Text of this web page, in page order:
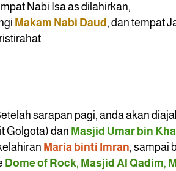
Nabi Isa as dilahirkan,
Makam Nabi Daud , dan tempat
sarapan pagi, anda akan
Golgota) dan Masjid Umar bin
Maria binti Imran, sampai
Dome of Rock, Masjid Al Qadim,